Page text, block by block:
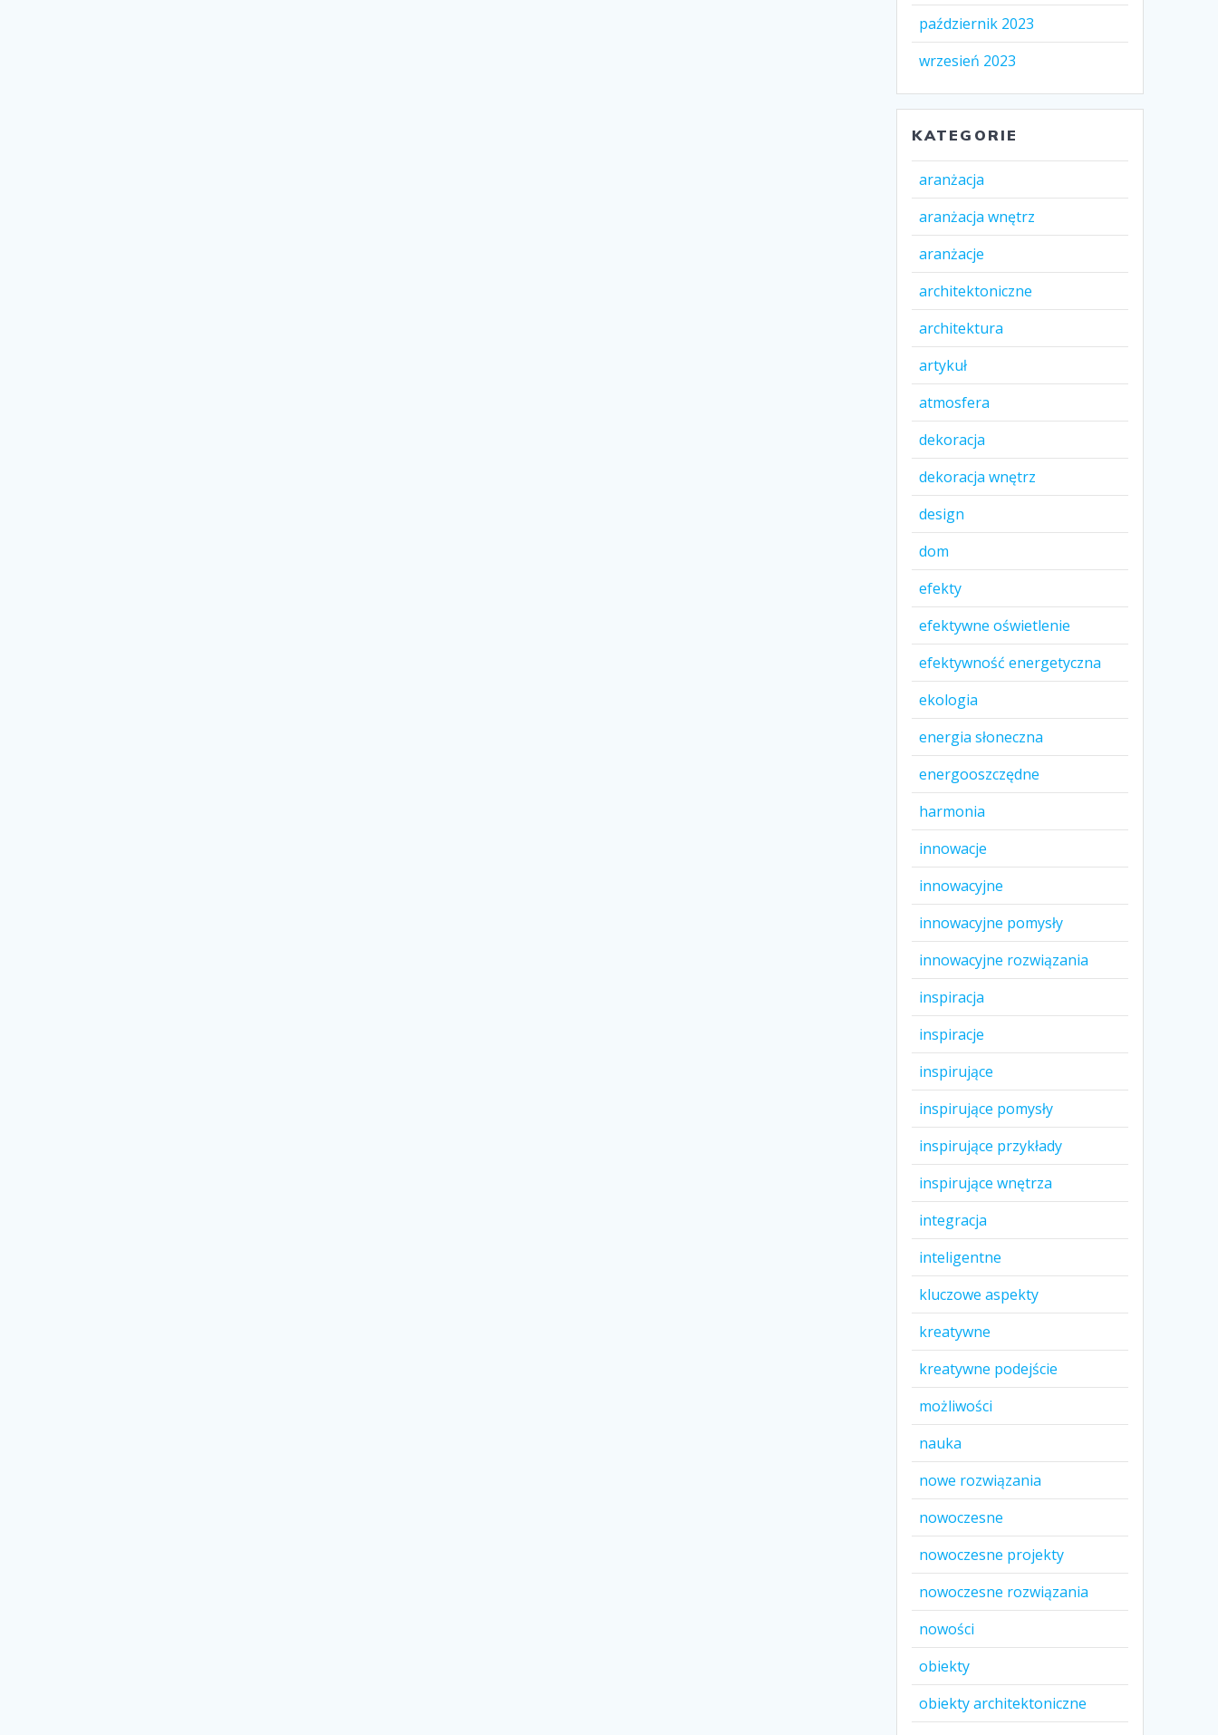
październik 2023
wrzesień 2023
KATEGORIE
aranżacja
aranżacja wnętrz
aranżacje
architektoniczne
architektura
artykuł
atmosfera
dekoracja
dekoracja wnętrz
design
dom
efekty
efektywne oświetlenie
efektywność energetyczna
ekologia
energia słoneczna
energooszczędne
harmonia
innowacje
innowacyjne
innowacyjne pomysły
innowacyjne rozwiązania
inspiracja
inspiracje
inspirujące
inspirujące pomysły
inspirujące przykłady
inspirujące wnętrza
integracja
inteligentne
kluczowe aspekty
kreatywne
kreatywne podejście
możliwości
nauka
nowe rozwiązania
nowoczesne
nowoczesne projekty
nowoczesne rozwiązania
nowości
obiekty
obiekty architektoniczne